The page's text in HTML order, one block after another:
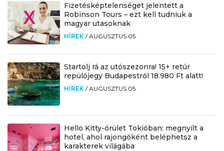
Fizetésképtelenséget jelentett a
Robinson Tours – ezt kell tudniuk a
magyar utasoknak
HÍREK /AUGUSZTUS 05.
Startolj rá az utószezonra! 15+ retúr
repülőjegy Budapestről 18.980 Ft alatt!
HÍREK /AUGUSZTUS 05.
Hello Kitty-őrület Tokióban: megnyílt a
hotel, ahol rajongóként beléphetsz a
karakterek világába